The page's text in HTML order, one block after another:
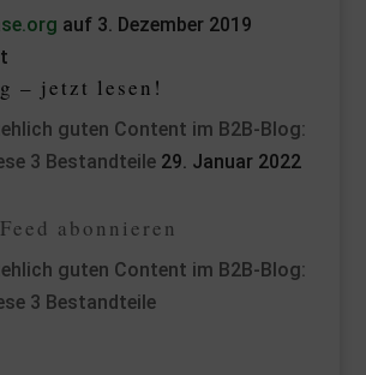
auf 3. Dezember 2019
– jetzt lesen!
guten Content im B2B-Blog:
3 Bestandteile 29. Januar 2022
abonnieren
guten Content im B2B-Blog:
3 Bestandteile